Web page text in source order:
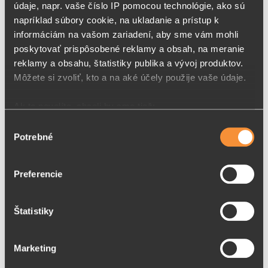
údaje, napr. vaše číslo IP pomocou technológie, ako sú
napríklad súbory cookie, na ukladanie a prístup k
informáciám na vašom zariadení, aby sme vám mohli
poskytovať prispôsobené reklamy a obsah, na meranie
reklamy a obsahu, štatistiky publika a vývoj produktov.
Môžete si zvoliť, kto a na aké účely použije vaše údaje.
polohe s presnosťou na niekoľko metrov
Viac informácií o tom, ako sa spracúvajú vaše osobné
môžete kedykoľvek zmeniť alebo odvolať cez Vyhlásenie
Na prispôsobenie obsahu a reklám, poskytovanie funkcií
súhlasu
Potrebné
Preferencie
Štatistiky
Marketing
OLEJOM
hubovo-rastlinný produkt, ktorý je určený na po…